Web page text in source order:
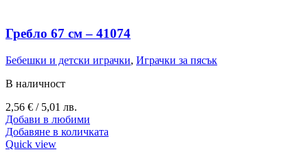
Гребло 67 см – 41074
Бебешки и детски играчки, Играчки за пясък
В наличност
2,56 € / 5,01 лв.
Добави в любими
Добавяне в количката
Quick view